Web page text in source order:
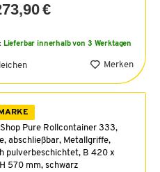
€
Lieferbar innerhalb von 3 Werktagen
Merken
Pure Rollcontainer 333,
abschließbar, Metallgriffe,
pulverbeschichtet, B 420 x
570 mm, schwarz